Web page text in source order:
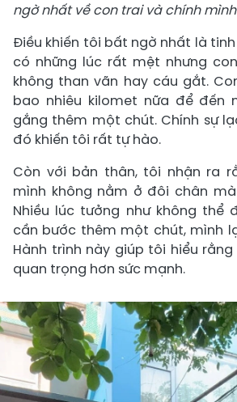
ngờ nhất về con trai và chính
Điều khiến tôi bất ngờ nhất là
có những lúc rất mệt nhưng
không than vãn hay cáu gắt.
bao nhiêu kilomet nữa để đến
gắng thêm một chút. Chính sự
đó khiến tôi rất tự hào.
Còn với bản thân, tôi nhận ra
mình không nằm ở đôi chân
Nhiều lúc tưởng như không thể
cần bước thêm một chút, mình
Hành trình này giúp tôi hiểu
quan trọng hơn sức mạnh.